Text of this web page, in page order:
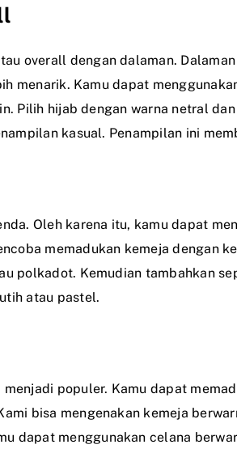
overall dengan dalaman.
menarik. Kamu dapat
Pilih hijab dengan warna netral
kasual. Penampilan ini
Oleh karena itu, kamu dapat
memadukan kemeja dengan
polkadot. Kemudian tambahkan
atau pastel.
populer. Kamu dapat
bisa mengenakan kemeja
dapat menggunakan celana